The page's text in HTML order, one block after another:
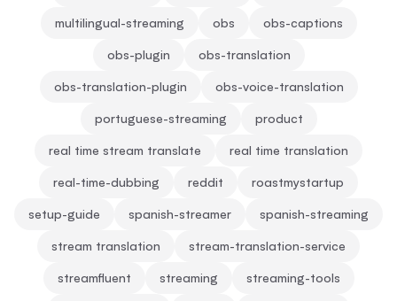
multilingual-streaming obs obs-captions
obs-plugin obs-translation
obs-translation-plugin obs-voice-translation
portuguese-streaming product
real time stream translate real time translation
real-time-dubbing reddit roastmystartup
setup-guide spanish-streamer spanish-streaming
stream translation stream-translation-service
streamfluent streaming streaming-tools